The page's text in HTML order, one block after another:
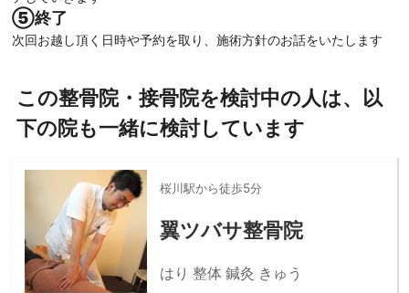
⑤終了
次回お越し頂く日時や予約を取り、施術方針のお話をいたします
この整骨院・接骨院を検討中の人は、以
下の院も一緒に検討しています
桜川駅から徒歩5分
翼ツバサ整骨院
はり 整体 鍼灸 きゅう